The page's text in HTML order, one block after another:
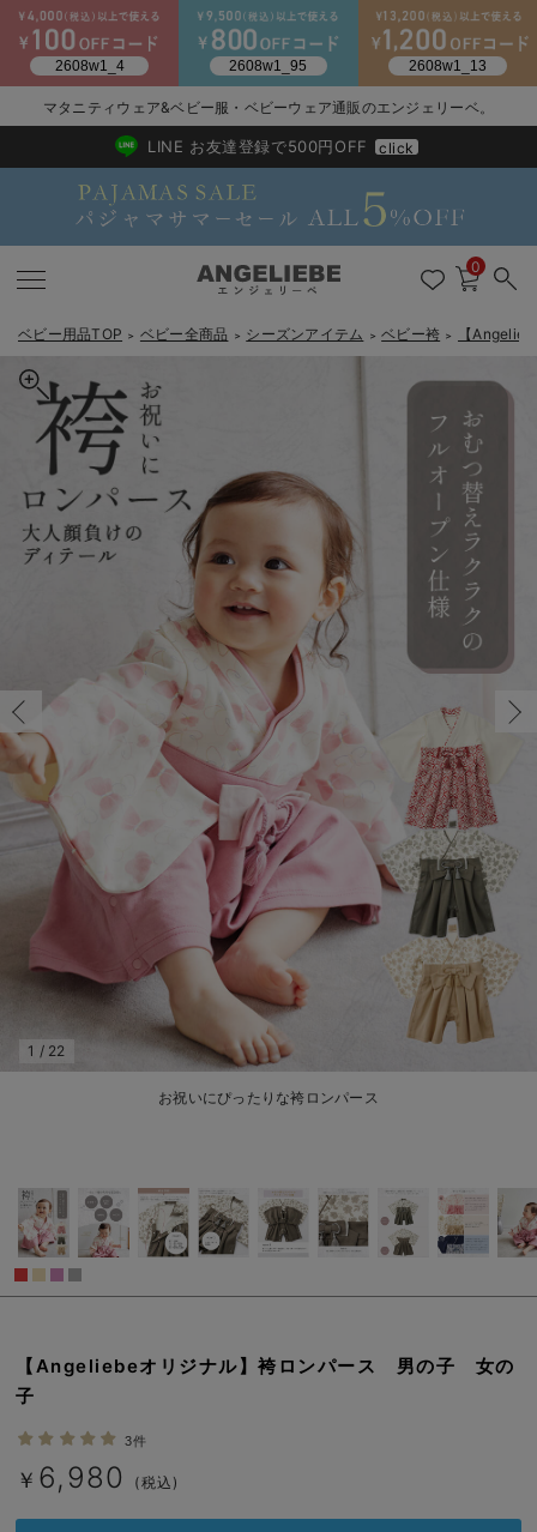
戻る
新生児服全て
出産準備
コンビ肌着・新生児/ベビー肌着
ツーウェイオール・2WAYオール（新生児）
戻る
ベビー服全て
ロンパース・カバーオール
ベビー ワンピース
ベビー スカート
ベビートップス
ベビー アウター
ベビー セットアップ
スタイ・よだれかけ（新生児・ベビー）
ベビー帽子（新生児・乳児）
新生児スリーパー・ベビーパジャマ
戻る
シーズンアイテム全て
甚平・浴衣
ベビー袴
戻る
ベビー・新生児 寝具全て
ベビーベッド・布団 （ベビー・新生児）
ベビー ブランケット・タオルケット
戻る
ベビー 雑貨全て
ベビーチェア（ハイローチェア）・ベビーラック
子育て便利家電
プレイマット・ベビー マット
ベビー安全グッズ
ベビーおもちゃ
メモリアルグッズ
授乳・調乳・お食事
赤ちゃん 洗剤・洗濯用品・お掃除
赤ちゃん お風呂・ベビースキンケア
おむつ関連グッズ
戻る
お出かけグッズ全て
ベビーカー
抱っこ紐
戻る
ベビー｜季節の特集全て
猛暑からベビーを守るひんやりグッズ
夏のお役立ちベビーウェア
ベビーの動物なりきり特集
ベビー 夏のお役立ちグッズ特集
【素材別】ベビーロンパース特集
袴ロンパース特集
戻る
アウトレット全て
【アウトレット】ワンピース
【アウトレット】トップス・授乳トップス
【アウトレット】ボトムス
【アウトレット】パジャマ
【アウトレット】インナー
【アウトレット】ベビー
戻る
抗菌防臭加工
透け防止
冷房対策
接触冷感素材
Tシャツブラ
ブラトップ
快適機能ウェア特集 トップス
快適機能ウェア特集 ボトムス
快適機能ウェア特集 パジャマ
erbaviva（エルバビーバ）
ハレの日に着るANGELIEBEのセレモニー
買って正解！高評価レビューアイテム
便利な育児家電
Gift Selection 出産祝い
戻る
再入荷全て
再入荷｜インナー
再入荷｜アウター
送料無料アイテム全て
トップス
パンツ
インナー
雑貨
ベビー
ブラキャミ おまとめ
MAX55%OFF ブラック
【37周年祭セール】
【37周年祭セール】
【37周年祭セール】
気温差別オススメア
【15℃】3月下旬～
【〜10℃】3月中旬
動きやすく着回しで
涼しくて可愛い「ワ
強撚スムース(コス
マタニティウェア
【おまとめ割】パジ
こだわりの履き心地
デニム
レギンス
ジャケット派
きれいめトップス派
きれいめスカート派
きれいめ美脚パンツ派
王道シンプル派
セットアップ派
出産準備応援割全て
マタニティパジャマ
マタニティインナー
ベビー
【オフィスカジュア
【オフィスカジュア
レギンスタイプ
パンツタイプ
【フォーマル】ワン
【フォーマル】ボト
【フォーマル】トッ
【ベビー】長袖
【ベビー】半袖
【ベビー】グッズ
2WAYオール
コンビ肌着
快適ウェア10%OFF
快適ウェア10%OFF
春のマタニティワン
セットアップ・ レイ
Aライン ・フレアワ
Iライン ・タイトシ
ジャンパースカート/
カジュアル
フォーマル / オケー
あったかアイテム｜
Gift Selection 出産
〜3,000円（税込）
〜5,000円（税込）
〜10,000円（税込）
10,001円（税込）〜
女の子におススメの
男の子におススメの
定番ギフト
もらって嬉しいギフト
かわいくておもしろ
何枚あっても嬉しい
長く使えるアイテム
お部屋映えアイテム
冬の冷え対策インナ
薄くてあったか
綿混素材
腹巻・ひざ上パンツ
保温&リカバリー
カップ付きインナー
あったか度◎
裏起毛素材
入院準備の持ち物チ
入院してすぐ使うグ
赤ちゃんへ使うもの
産後に使うグッズ
冬のあったか特集全て
【冬のあったか特集
【冬のあったか特集
【冬のあったか特集
【冬のあったか特集
マタニティウェア&ベビー服・ベビーウェア通販のエンジェリーベ。
2026/NewArrival
送料495円(一部地域を除く) 7,700円以上で送料無料
LINE お友達登録で500円OFF click
0
ベビー用品TOP ＞ ベビー全商品 ＞ シーズンアイテム ＞ ベビー袴 ＞ 【
お祝いにぴったりな袴ロンパース
1 / 22
【Angeliebeオリジナル】袴ロンパース 男の子 女の
子
3件
￥ 6,980 (税込)
カートに入れる
【Angeliebeオリジナル】袴ロンパース 男の子 女の子
70/在庫なし
70/在庫なし
￥6,980
売り切れ
80/在庫あり
80/在庫あり
￥6,980
カートに入れる
70/在庫あり
70/在庫あり
￥6,980
カートに入れる
80/在庫あり
80/在庫あり
70/在庫あり
70/在庫あり
カートに入れる
￥6,980
カートに入れる